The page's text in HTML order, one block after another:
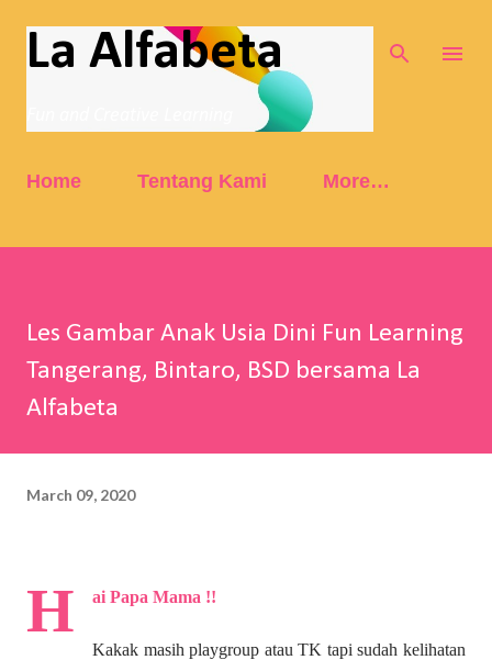
Skip to main content
La Alfabeta
Home Tentang Kami More…
Les Gambar Anak Usia Dini Fun Learning
Tangerang, Bintaro, BSD bersama La
Alfabeta
March 09, 2020
H ai Papa Mama !!
Kakak masih playgroup atau TK tapi sudah kelihatan